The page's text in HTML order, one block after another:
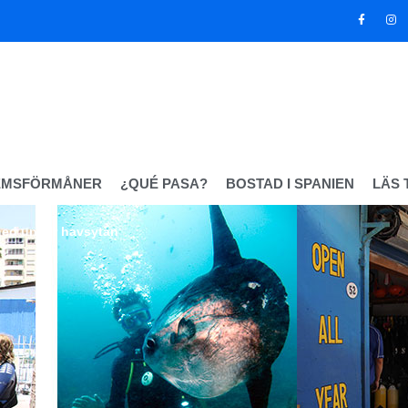
¿QUÉ PASA? BOSTAD I SPANIEN LÄS
under havsytan